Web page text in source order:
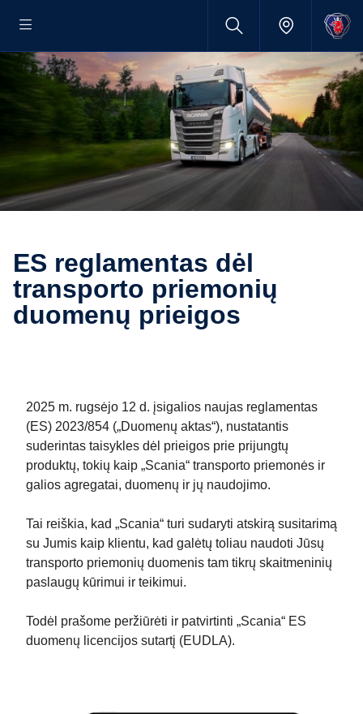
ES reglamentas dėl
transporto priemonių
duomenų prieigos
2025 m. rugsėjo 12 d. įsigalios naujas reglamentas
(ES) 2023/854 („Duomenų aktas“), nustatantis
suderintas taisykles dėl prieigos prie prijungtų
produktų, tokių kaip „Scania“ transporto priemonės ir
galios agregatai, duomenų ir jų naudojimo.
Tai reiškia, kad „Scania“ turi sudaryti atskirą susitarimą
su Jumis kaip klientu, kad galėtų toliau naudoti Jūsų
transporto priemonių duomenis tam tikrų skaitmeninių
paslaugų kūrimui ir teikimui.
Todėl prašome peržiūrėti ir patvirtinti „Scania“ ES
duomenų licencijos sutartį (EUDLA).